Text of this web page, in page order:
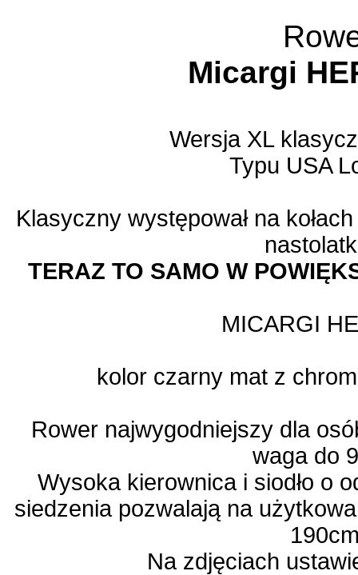
Micargi
Wersja XL
Typu USA
Klasyczny występował na
TERAZ TO SAMO W
MICARGI
kolor czarny mat z
Rower najwygodniejszy dla
waga do
Wysoka kierownica i siodło o
siedzenia pozwalają na
Na zdjęciach